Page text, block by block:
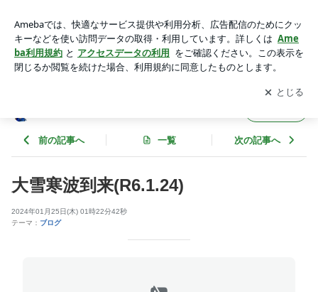
アプリをダウンロードして ブログの更新通知
を受け取りまし
ょう。
開く
前の記事へ 一覧 次の記事へ
大雪寒波到来(R6.1.24)
2024年01月25日(木) 01時22分42秒
テーマ： ブログ